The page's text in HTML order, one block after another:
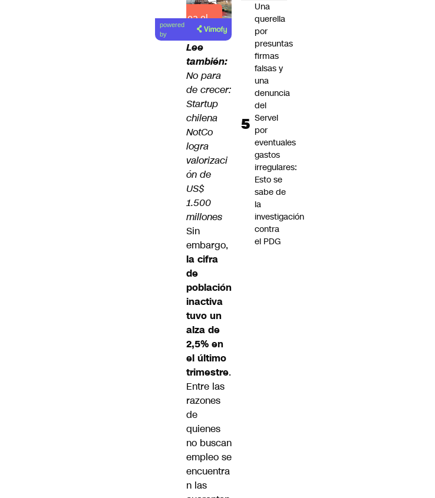
Lea el
artículo
powered
by
Lee
también:
No para
de crecer:
Startup
chilena
NotCo
logra
valorizaci
ón de
US$
1.500
millones
Sin
embargo,
la cifra
de
población
inactiva
tuvo un
alza de
2,5% en
el último
trimestre.
Entre las
razones
de
quienes
no buscan
empleo se
encuentra
n las
Una
querella
por
presuntas
firmas
falsas y
una
denuncia
del
Servel
por
eventuales
gastos
irregulares:
Esto se
sabe de
la
investigación
contra
el PDG